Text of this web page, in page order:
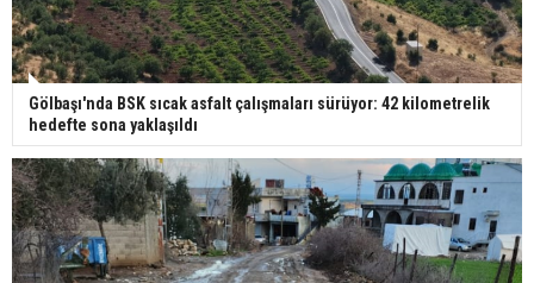
Gölbaşı'nda BSK sıcak asfalt çalışmaları sürüyor: 42 kilometrelik
hedefte sona yaklaşıldı